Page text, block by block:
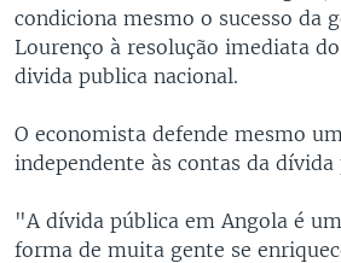
condiciona mesmo o sucesso da
Lourenço à resolução imediata
divida publica nacional.
O economista defende mesmo
independente às contas da dívida
"A dívida pública em Angola é
forma de muita gente se